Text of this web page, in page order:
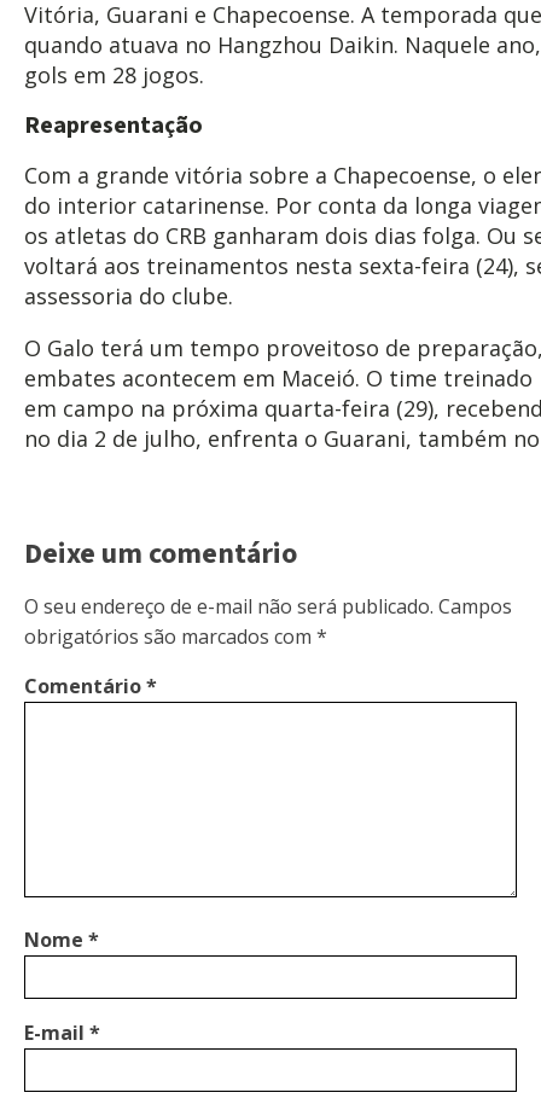
Vitória, Guarani e Chapecoense. A temporada
quando atuava no Hangzhou Daikin. Naquele
gols em 28 jogos.
Reapresentação
Com a grande vitória sobre a Chapecoense, o
do interior catarinense. Por conta da longa
os atletas do CRB ganharam dois dias folga. Ou
voltará aos treinamentos nesta sexta-feira (24),
assessoria do clube.
O Galo terá um tempo proveitoso de
embates acontecem em Maceió. O time
em campo na próxima quarta-feira (29),
no dia 2 de julho, enfrenta o Guarani, também no
Deixe um comentário
O seu endereço de e-mail não será publicado. Campos
obrigatórios são marcados com *
Comentário*
Nome *
E-mail *